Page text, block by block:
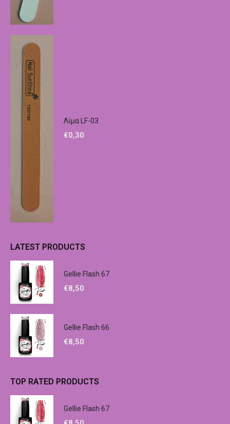
Λίμα LF-03
€0,30
LATEST PRODUCTS
Gellie Flash 67
€8,50
Gellie Flash 66
€8,50
TOP RATED PRODUCTS
Gellie Flash 67